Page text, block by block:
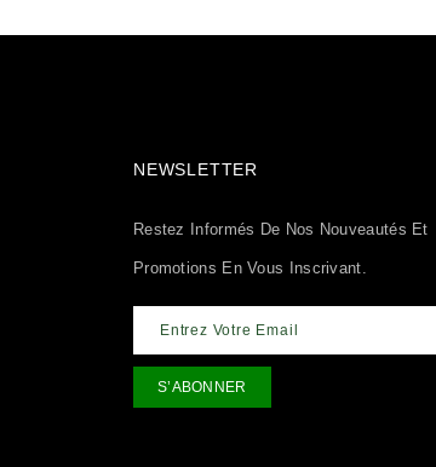
NEWSLETTER
Restez Informés De Nos Nouveautés Et
Promotions En Vous Inscrivant.